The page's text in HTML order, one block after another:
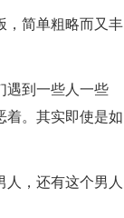
，简单粗略而又丰
遇到一些人一些
着。其实即使是如
，还有这个男人